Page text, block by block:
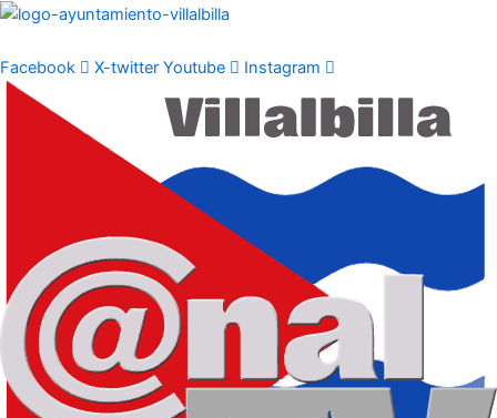
Ir
contenido
Facebook X-twitter Youtube Instagram